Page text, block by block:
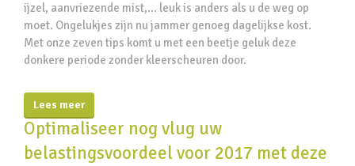
ijzel, aanvriezende mist,… leuk is anders als u de weg op
moet. Ongelukjes zijn nu jammer genoeg dagelijkse kost.
Met onze zeven tips komt u met een beetje geluk deze
donkere periode zonder kleerscheuren door.
Lees meer
Optimaliseer nog vlug uw
belastingsvoordeel voor 2017 met deze